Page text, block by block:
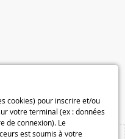
cookies) pour inscrire et/ou
votre terminal (ex : données
de connexion). Le
est soumis à votre